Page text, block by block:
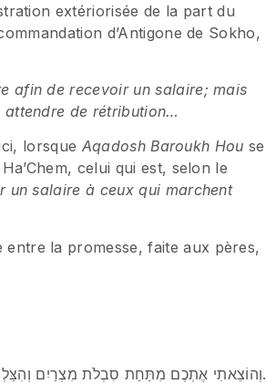
extériorisée de la part du
d’Antigone de Sokho,
afin de recevoir un salaire; mais
attendre de rétribution…
lorsque Aqadosh Baroukh Hou se
celui qui est, selon le
un salaire à ceux qui marchent
la promesse, faite aux pères,
…וְהוֹצֵאתִי אֶתְכֶם מִתַּחַת סִבְלֹת מִצְרַיִם וְהִצַּלְתִּי אֶתְכֶם מֵעֲבֹדָתָם וְגָאַלְתִּי אֶתְכֶם בִּזְרוֹעַ נְטוּיָה וּבִשְׁפָטִים גְּדֹלִים.